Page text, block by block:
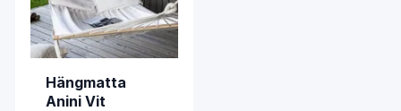
Hängmatta
Anini Vit